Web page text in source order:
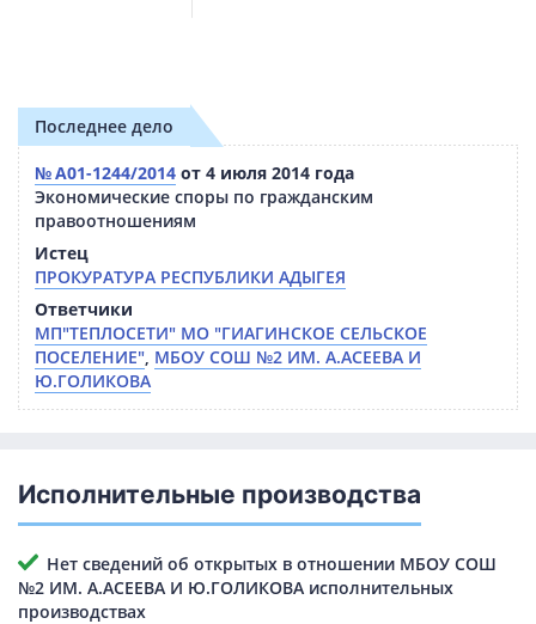
Последнее дело
№ А01-1244/2014 от 4 июля 2014 года
Экономические споры по гражданским
правоотношениям
Истец
ПРОКУРАТУРА РЕСПУБЛИКИ АДЫГЕЯ
Ответчики
МП"ТЕПЛОСЕТИ" МО "ГИАГИНСКОЕ СЕЛЬСКОЕ
ПОСЕЛЕНИЕ", МБОУ СОШ №2 ИМ. А.АСЕЕВА И
Ю.ГОЛИКОВА
Исполнительные производства
Нет сведений об открытых в отношении МБОУ СОШ
№2 ИМ. А.АСЕЕВА И Ю.ГОЛИКОВА исполнительных
производствах